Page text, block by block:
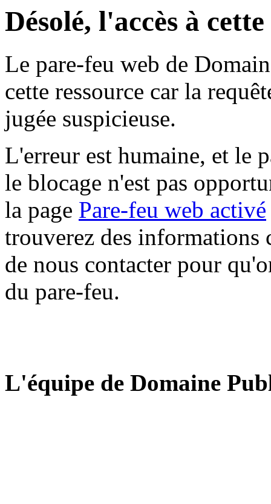
Désolé, l'accès à
Le pare-feu web de
cette ressource car la
jugée suspicieuse.
L'erreur est humaine, et le
le blocage n'est pas
la page Pare-feu web activé
trouverez des informations
de nous contacter pour
du pare-feu.
L'équipe de Domaine